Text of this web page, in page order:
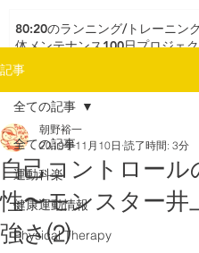
80:20のランニング/トレーニン
体メンテナンス100日プロジェ
記事
全ての記事
運動科楽
健康運動情報
Physical Therapy
全ての記事
自己コントロール
性〜モンスター井
強さ⑵
朝野裕一
2019年11月10日 読了時間: 3分